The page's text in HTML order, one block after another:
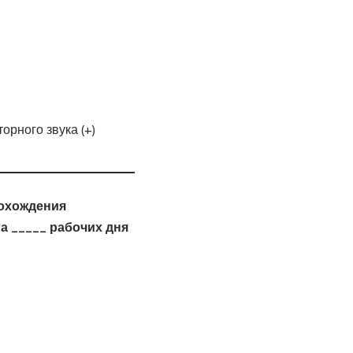
звука (+)
_____ рабочих дня